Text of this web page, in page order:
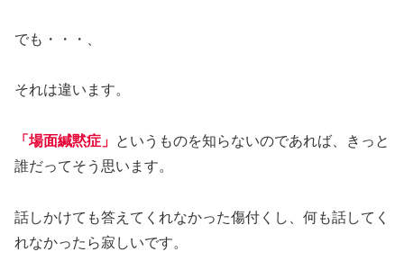
でも・・・、
それは違います。
「場面緘黙症」 というものを知らないのであれば、きっと
誰だってそう思います。
話しかけても答えてくれなかった傷付くし、何も話してく
れなかったら寂しいです。